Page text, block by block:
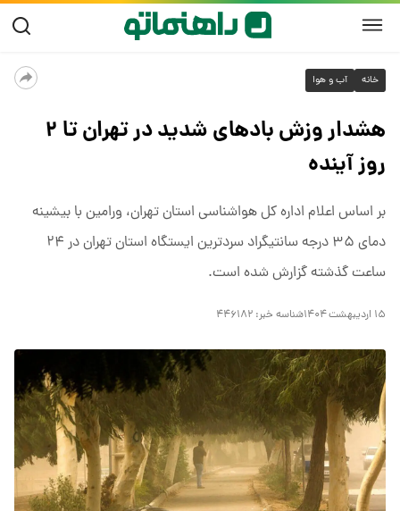
خانه آب و هوا
هشدار وزش باد‌های شدید در تهران تا ۲
روز آینده
بر اساس اعلام اداره کل هواشناسی استان تهران، ورامین با بیشینه
دمای ۳۵ درجه سانتیگراد سردترین ایستگاه استان تهران در ۲۴
ساعت گذشته گزارش شده است.
۱۵ اردیبهشت ۱۴۰۴ شناسه خبر: ۴۴۶۱۸۲